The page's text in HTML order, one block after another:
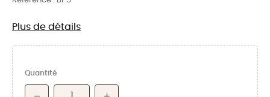
Plus de détails
Quantité